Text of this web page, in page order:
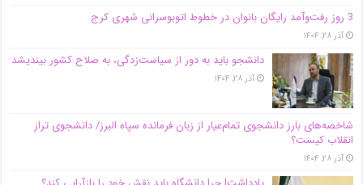
3 روز رفت‌وآمد رایگان بانوان در خطوط اتوبوسرانی شهری کرج
آذر ۲۸, ۱۴۰۴
دانشجو باید به دور از سیاست‌زدگی، به صلاح کشور بیندیشد
آذر ۲۸, ۱۴۰۴
شاخصه‌های بارز دانشجوی تمام‌عیار از زبان فرمانده سپاه البرز/ دانشجوی تراز
انقلاب کیست؟
آذر ۲۸, ۱۴۰۴